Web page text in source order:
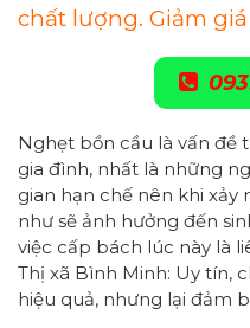
chất lượng. Giảm
Nghẹt bồn cầu là vấn đề
gia đình, nhất là những
gian hạn chế nên khi xảy
như sẽ ảnh hưởng đến
việc cấp bách lúc này là
Thị xã Bình Minh: Uy tín,
hiệu quả, nhưng lại đảm